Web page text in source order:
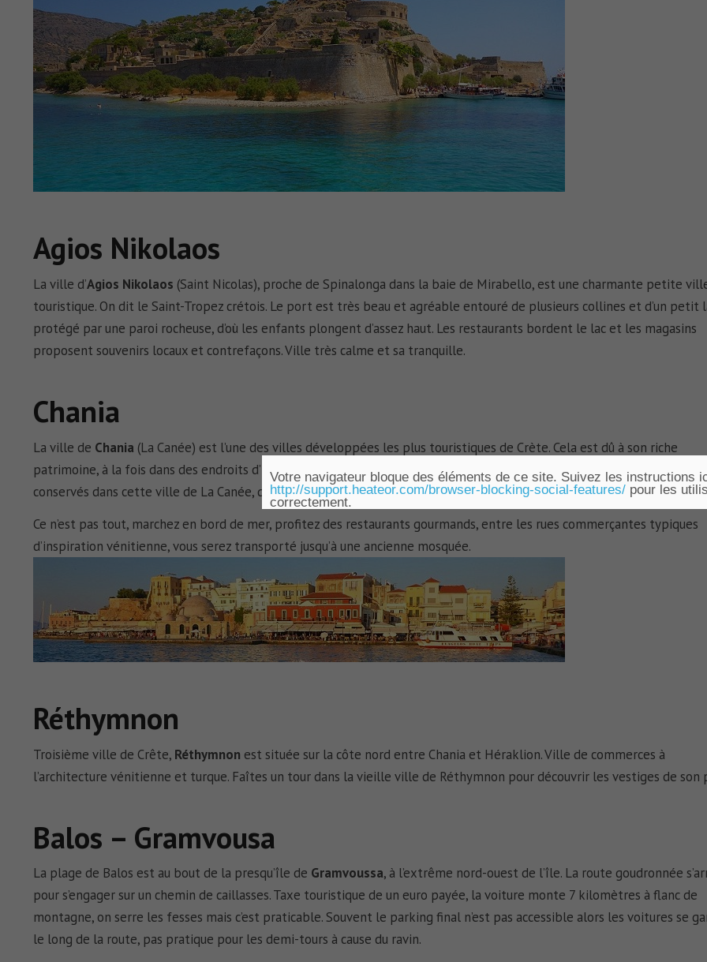
Agios Nikolaos
La ville d’Agios Nikolaos (Saint Nicolas), proche de Spinalonga dans la baie de Mirabello, est une charmante petite
touristique. On dit le Saint-Tropez crétois. Le port est très beau et agréable entouré de plusieurs collines et d’un petit
protégé par une paroi rocheuse, d’où les enfants plongent d’assez haut. Les restaurants bordent le lac et les magasins
proposent souvenirs locaux et contrefaçons. Ville très calme et sa tranquille.
Chania
La ville de Chania (La Canée) est l’une des villes développées les plus touristiques de Crète. Cela est dû à son riche
patrimoine, à la fois dans des endroits d’importance archéologique important et dans les innombrables monuments
conservés dans cette ville de La Canée, qui constituent la preuve de la longue histoire de Chania.
Ce n’est pas tout, marchez en bord de mer, profitez des restaurants gourmands, entre les rues commerçantes typiques
d’inspiration vénitienne, vous serez transporté jusqu’à une ancienne mosquée.
Réthymnon
Troisième ville de Crête, Réthymnon est située sur la côte nord entre Chania et Héraklion. Ville de commerces à
l’architecture vénitienne et turque. Faîtes un tour dans la vieille ville de Réthymnon pour découvrir les vestiges de son
Balos – Gramvousa
La plage de Balos est au bout de la presqu’île de Gramvoussa, à l’extrême nord-ouest de l’île. La route goudronnée
pour s’engager sur un chemin de caillasses. Taxe touristique de un euro payée, la voiture monte 7 kilomètres à flanc de
montagne, on serre les fesses mais c’est praticable. Souvent le parking final n’est pas accessible alors les voitures se
le long de la route, pas pratique pour les demi-tours à cause du ravin.
Votre navigateur bloque des éléments de ce site. Suivez les instructions
http://support.heateor.com/browser-blocking-social-features/pour les
correctement.